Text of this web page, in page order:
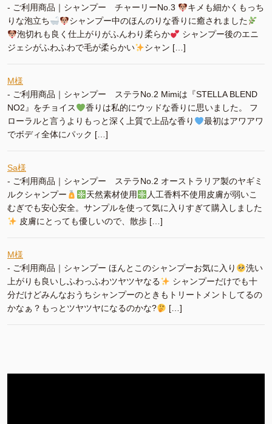
- ご利用商品｜シャンプー チャーリーNo.3
キメも細かくもっち
りな泡立ち
シャンプー中のほんのりな香りに癒されました
泡切れも良く仕上がりがふんわり柔らか
シャンプー後のエニ
ジェシがふわふわで毛が柔らかい
シャン […]
M様
- ご利用商品｜シャンプー ステラNo.2 Mimiは『STELLA BLEND
NO2』をチョイス
香りは私的にウッドな香りに思いました。 フ
ローラルと言うよりもっと深く上質で上品な香り
最初はアワアワ
でボディ全体にパック […]
Sa様
- ご利用商品｜シャンプー ステラNo.2 オーストラリア製のヤギミ
ルクシャンプー
天然素材使用
人工香料不使用皮膚が弱いこ
むぎでも安心安全。サンプルを使って気に入りすぎて購入しました
皮膚にとっても優しいので、散歩 […]
M様
- ご利用商品｜シャンプー ほんとこのシャンプーお気に入り
洗い
上がりも良いしふわっふわツヤツヤなる
シャンプーだけでも十
分だけどみんなおうちシャンプーのときもトリートメントしてるの
かなぁ？もっとツヤツヤになるのかな?
[…]